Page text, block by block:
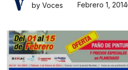
by Voces Febrero 1, 2014